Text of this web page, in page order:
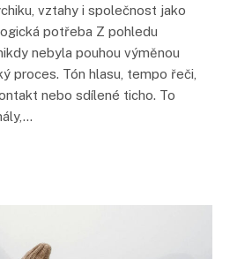
vztahy i společnost jako
potřeba Z pohledu
nebyla pouhou výměnou
proces. Tón hlasu, tempo řeči,
nebo sdílené ticho. To